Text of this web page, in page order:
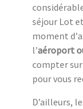
séjour Lot
moment
l'aéroport
compter
pour vous
D’ailleurs,